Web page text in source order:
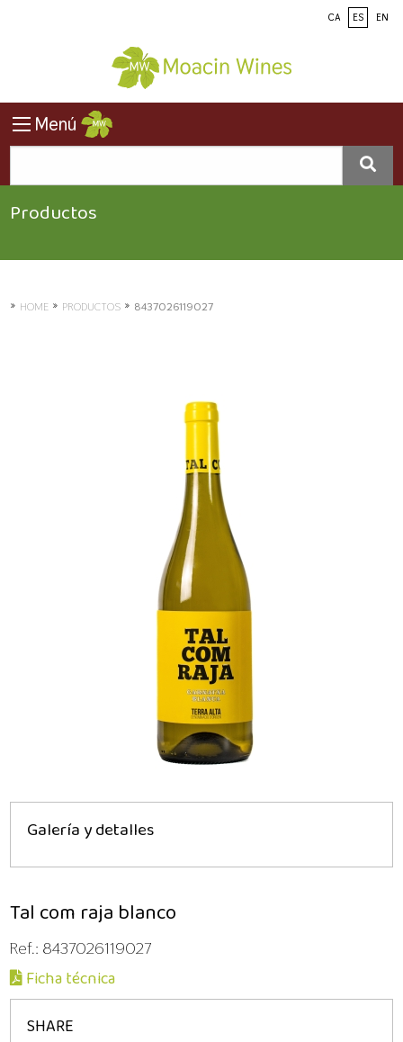
CA ES EN
Menú
Productos
» HOME » PRODUCTOS » 8437026119027
Galería y detalles
Tal com raja blanco
Ref.: 8437026119027
Ficha técnica
SHARE